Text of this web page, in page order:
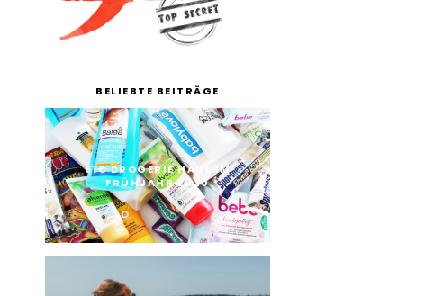
BELIEBTE BEITRÄGE
51€ DROGERIE HAUL IM
FRÜHJAHR 2020